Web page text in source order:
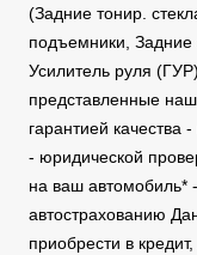
(Задние тонир.
подъемники, Задние
Усилитель руля
представленные
гарантией качества
- юридической
на ваш
автострахованию
приобрести в